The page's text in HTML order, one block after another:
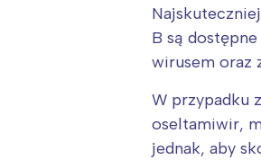
B są
wirusem oraz
W przypadku
oseltamiwir,
jednak, aby